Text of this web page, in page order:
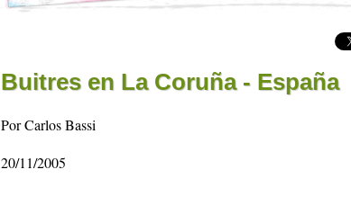
Buitres en La Coruña - España
Por Carlos Bassi
20/11/2005